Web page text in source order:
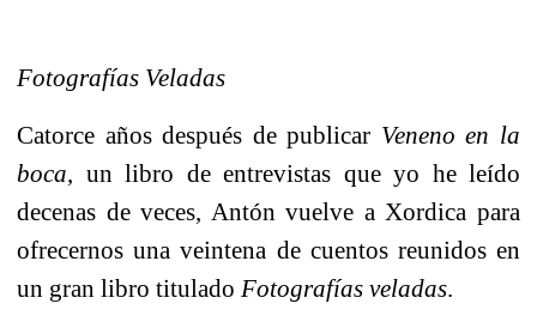
Fotografías Veladas
Catorce años después de publicar Veneno en la
boca, un libro de entrevistas que yo he leído
decenas de veces, Antón vuelve a Xordica para
ofrecernos una veintena de cuentos reunidos en
un gran libro titulado Fotografías veladas.